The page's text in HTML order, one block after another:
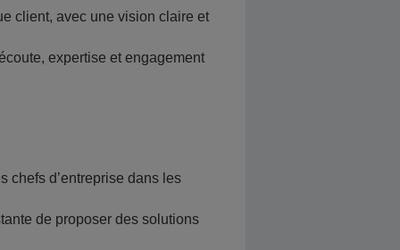
client, avec une vision claire et
expertise et engagement
chefs d’entreprise dans les
de proposer des solutions